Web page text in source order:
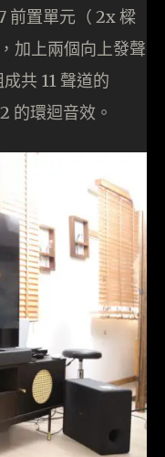
前置單元（ 2x 樑
加上兩個向上發聲
共 11 聲道的
的環迴音效。